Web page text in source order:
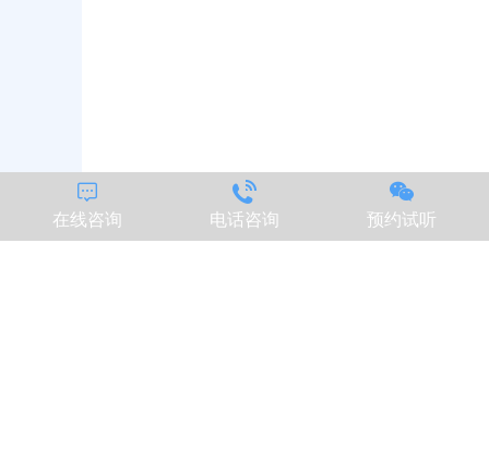

在线咨询

电话咨询

预约试听